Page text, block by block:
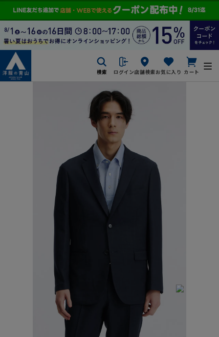
検索 ログイン店舗検索お気に入り カート